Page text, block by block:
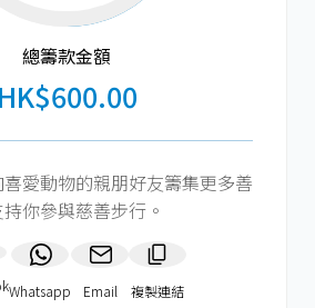
總籌款金額​
HK$600.00
愛動物的親朋好友籌集更多善
你參與慈善步行。
Whatsapp Email 複製連結​